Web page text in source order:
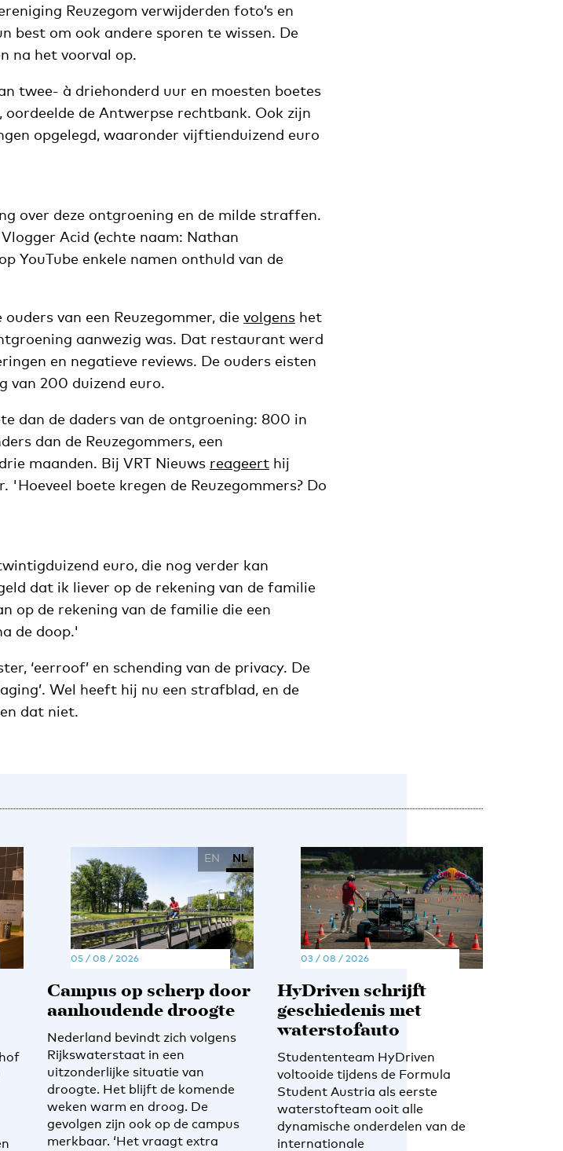
Reuzegom verwijderden foto’s en
best om ook andere sporen te wissen. De
na het voorval op.
twee- à driehonderd uur en moesten boetes
de Antwerpse rechtbank. Ook zijn
opgelegd, waaronder vijftienduizend euro
over deze ontgroening en de milde straffen.
Acid (echte naam: Nathan
YouTube enkele namen onthuld van de
van een Reuzegommer, die volgens het
aanwezig was. Dat restaurant werd
en negatieve reviews. De ouders eisten
van 200 duizend euro.
dan de daders van de ontgroening: 800 in
dan de Reuzegommers, een
maanden. Bij VRT Nieuws reageert hij
'Hoeveel boete kregen de Reuzegommers? Do
euro, die nog verder kan
dat ik liever op de rekening van de familie
op de rekening van de familie die een
de doop.'
‘eerroof’ en schending van de privacy. De
Wel heeft hij nu een strafblad, en de
dat niet.
EN NL
05 / 08 / 2026
Campus op scherp door
aanhoudende droogte
Nederland bevindt zich volgens
Rijkswaterstaat in een
uitzonderlijke situatie van
droogte. Het blijft de komende
weken warm en droog. De
gevolgen zijn ook op de campus
merkbaar. ‘Het vraagt extra
03 / 08 / 2026
HyDriven schrijft
geschiedenis met
waterstofauto
Studententeam HyDriven
voltooide tijdens de Formula
Student Austria als eerste
waterstofteam ooit alle
dynamische onderdelen van de
internationale